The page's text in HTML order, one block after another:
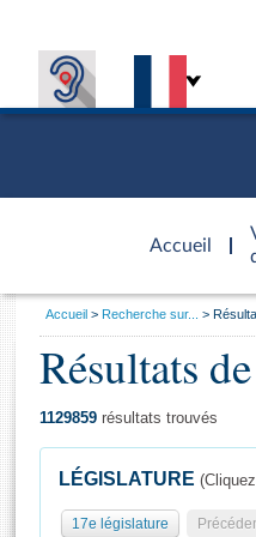
Accueil
d'accueil
Général
Vous
Accueil Recherche sur...
Résultats
1129859 résultats trouvés
LÉGISLATURE
17e législature